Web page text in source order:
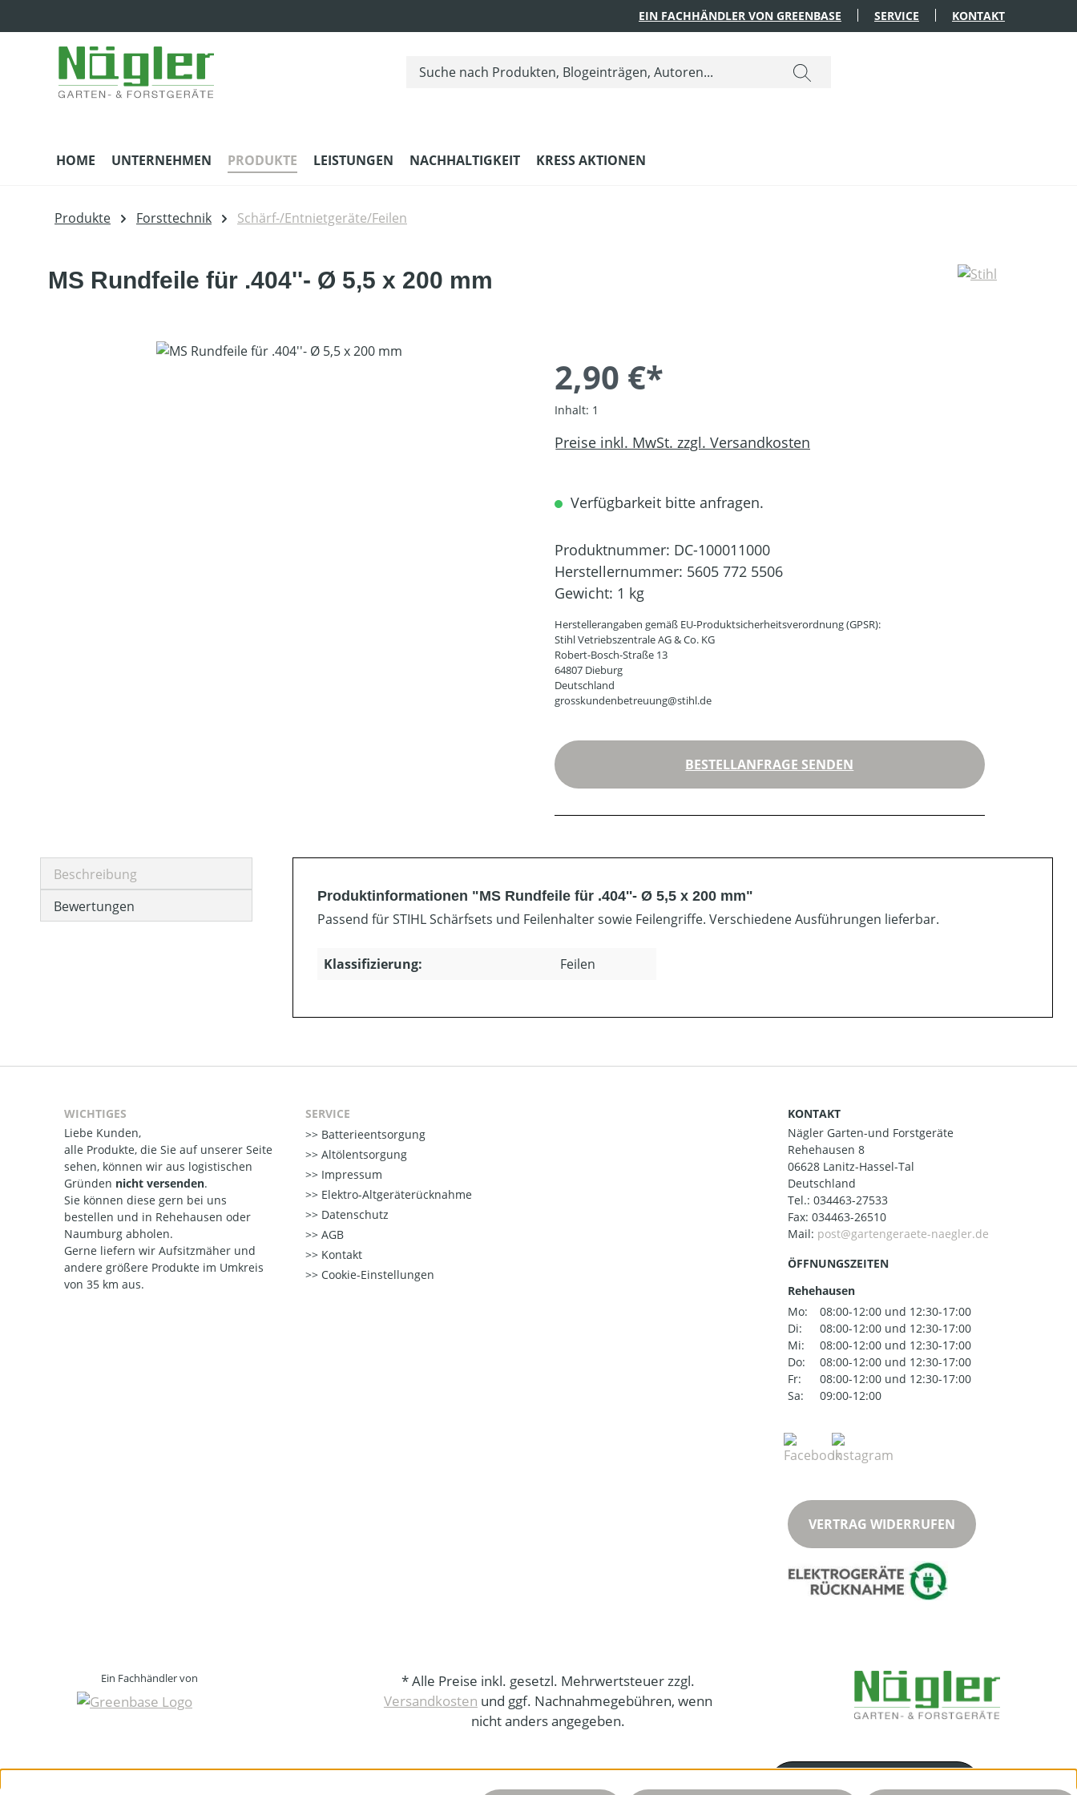
EIN FACHHÄNDLER VON GREENBASE SERVICE KONTAKT
HOME UNTERNEHMEN PRODUKTE LEISTUNGEN NACHHALTIGKEIT KRESS AKTIONEN
Produkte Forsttechnik Schärf-/Entnietgeräte/Feilen
MS Rundfeile für .404''- Ø 5,5 x 200 mm
Bildergalerie überspringen
2,90 €*
Inhalt: 1
Preise inkl. MwSt. zzgl. Versandkosten
Verfügbarkeit bitte anfragen.
Produktnummer: DC-100011000
Herstellernummer: 5605 772 5506
Gewicht: 1 kg
Herstellerangaben gemäß EU-Produktsicherheitsverordnung (GPSR):
Stihl Vetriebszentrale AG & Co. KG
Robert-Bosch-Straße 13
64807 Dieburg
Deutschland
grosskundenbetreuung@stihl.de
BESTELLANFRAGE SENDEN
Beschreibung
Bewertungen
Produktinformationen "MS Rundfeile für .404''- Ø 5,5 x 200 mm"
Passend für STIHL Schärfsets und Feilenhalter sowie Feilengriffe. Verschiedene Ausführungen lieferbar.
Klassifizierung: Feilen
WICHTIGES
Liebe Kunden,
alle Produkte, die Sie auf unserer Seite
sehen, können wir aus logistischen
Gründen nicht versenden.
Sie können diese gern bei uns
bestellen und in Rehehausen oder
Naumburg abholen.
Gerne liefern wir Aufsitzmäher und
andere größere Produkte im Umkreis
von 35 km aus.
SERVICE
Batterieentsorgung
Altölentsorgung
Impressum
Elektro-Altgeräterücknahme
Datenschutz
AGB
Kontakt
Cookie-Einstellungen
KONTAKT
Nägler Garten-und Forstgeräte
Rehehausen 8
06628 Lanitz-Hassel-Tal
Deutschland
Tel.: 034463-27533
Fax: 034463-26510
Mail:
ÖFFNUNGSZEITEN
Rehehausen
Mo:
08:00-12:00 und 12:30-17:00
Di:
08:00-12:00 und 12:30-17:00
Mi:
08:00-12:00 und 12:30-17:00
Do:
08:00-12:00 und 12:30-17:00
Fr:
08:00-12:00 und 12:30-17:00
Sa:
09:00-12:00
VERTRAG WIDERRUFEN
Ein Fachhändler von
* Alle Preise inkl. gesetzl. Mehrwertsteuer zzgl.
Versandkosten und ggf. Nachnahmegebühren, wenn
nicht anders angegeben.